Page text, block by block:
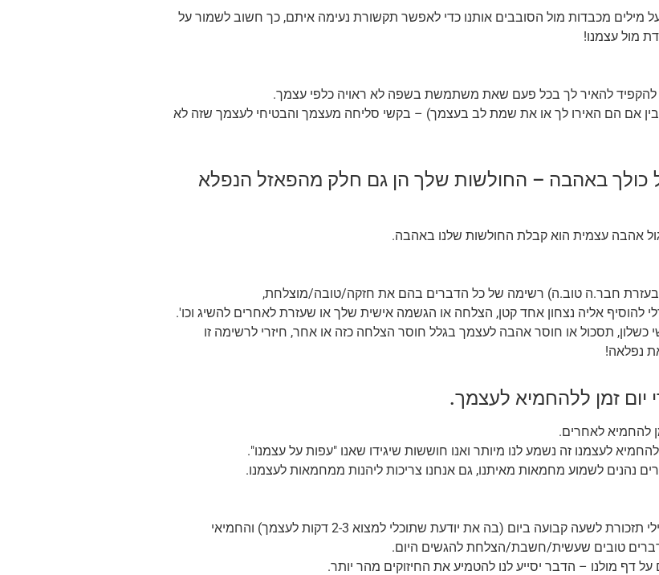
מילים מכבדות מול הסובבים אותנו כדי לאפשר תקשורת נעימה איתם, כך חשוב לשמור על
מול עצמנו!
להאיר לך בכל פעם שאת משתמשת בשפה לא ראויה כלפי עצמך.
אם הם האירו לך או את שמת לב בעצמך) – בקשי סליחה מעצמך והבטיחי לעצמך שזה לא
כולך באהבה – החולשות שלך הן גם חלק מהפאזל הנפלא
אהבה עצמית הוא קבלת החולשות שלנו באהבה.
בעזרת חבר.ה טוב.ה) רשימה של כל הדברים בהם את חזקה/טובה/מוצלחת,
להוסיף אליה נצחון אחד קטן, הצלחה או הגשמה אישית שלך או שעזרת לאחרים להשיג וכו'.
תסכול או חוסר אהבה לעצמך בגלל חוסר הצלחה כזה או אחר, חיזרי לרשימה זו
נפלאה!
להחמיא לאחרים.
לעצמנו זה נשמע לנו מיותר ואנו חוששות שיגידו שאנו "עפות על עצמנו".
נהנים לשמוע מחמאות מאיתנו, גם אנחנו צריכות ליהנות ממחמאות לעצמנו.
במשך שבועיים, הפעילי תזכורת לשעה קבועה ביום (בה את יודעת שתוכלי למצוא 2-3 דקות לעצמך) והחמיאי
דף מולנו – הדבר יסייע לנו להטמיע את החיזוקים מהר יותר.